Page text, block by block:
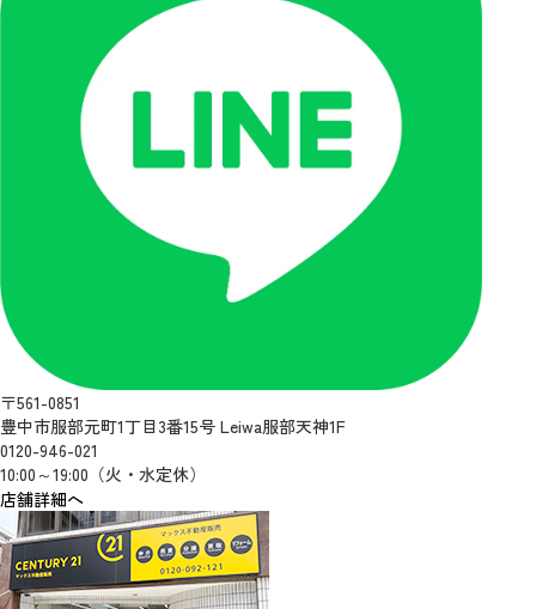
〒561-0851
豊中市服部元町1丁目3番15号 Leiwa服部天神1F
0120-946-021
10:00～19:00（火・水定休）
店舗詳細へ